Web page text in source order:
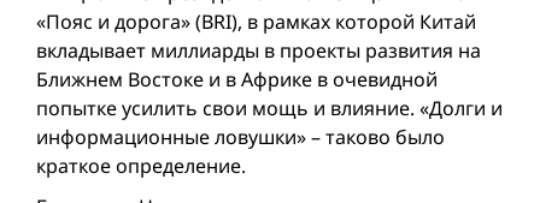
«Пояс и дорога» (BRI), в рамках которой Китай
вкладывает миллиарды в проекты развития на
Ближнем Востоке и в Африке в очевидной
попытке усилить свои мощь и влияние. «Долги и
информационные ловушки» – таково было
краткое определение.